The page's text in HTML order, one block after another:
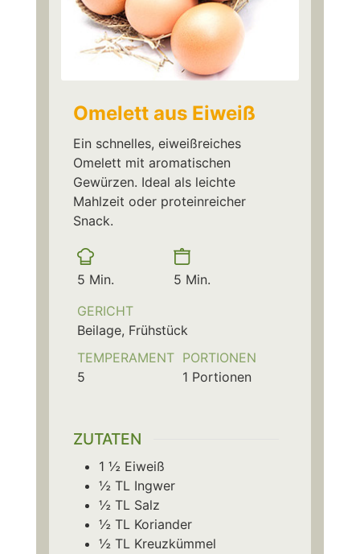
Omelett aus Eiweiß
Ein schnelles, eiweißreiches
Omelett mit aromatischen
Gewürzen. Ideal als leichte
Mahlzeit oder proteinreicher
Snack.
Vorbereitungszeit
5Minuten
Min.
Kochzeit
5Minuten
Min.
GERICHT
Beilage, Frühstück
TEMPERAMENT
5
PORTIONEN
1 Portionen
ZUTATEN
1 ½ Eiweiß
½ TL Ingwer
½ TL Salz
½ TL Koriander
½ TL Kreuzkümmel